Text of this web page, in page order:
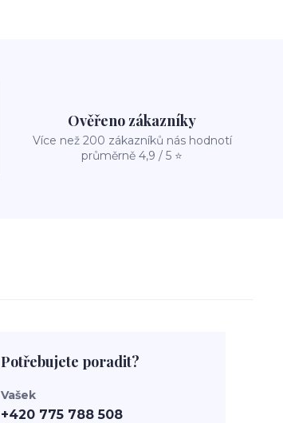
Ověřeno zákazníky
Více než 200 zákazníků nás hodnotí
průměrně 4,9 / 5 ⭐
Potřebujete poradit?
Vašek
+420 775 788 508